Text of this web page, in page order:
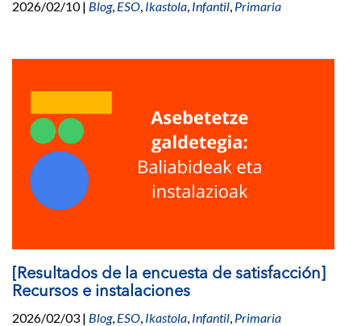
2026/02/10| Blog, ESO Ikastola Infantil Primaria
[Resultados de la encuesta de satisfacción]
Recursos e instalaciones
2026/02/03 | Blog, ESO, Ikastola, Infantil, Primaria